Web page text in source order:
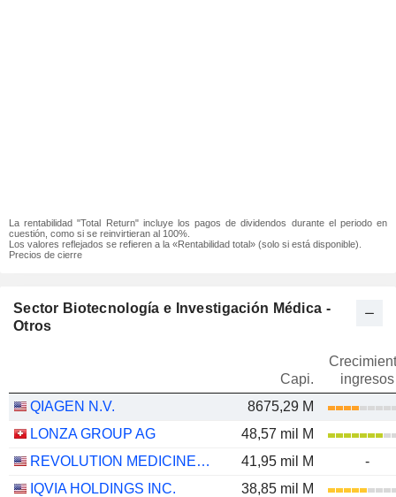
La rentabilidad "Total Return" incluye los pagos de dividendos durante el periodo en
cuestión, como si se reinvirtieran al 100%.
Los valores reflejados se refieren a la «Rentabilidad total» (solo si está disponible).
Precios de cierre
Sector Biotecnología e Investigación Médica -
Otros
Capi.
ingresos
QIAGEN N.V.
8675,29 M
LONZA GROUP AG
48,57 mil M
REVOLUTION MEDICINES, INC.
41,95 mil M
-
IQVIA HOLDINGS INC.
38,85 mil M